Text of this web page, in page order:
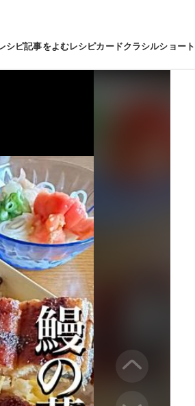
シピ記事をよむレシピカードクラシルショート